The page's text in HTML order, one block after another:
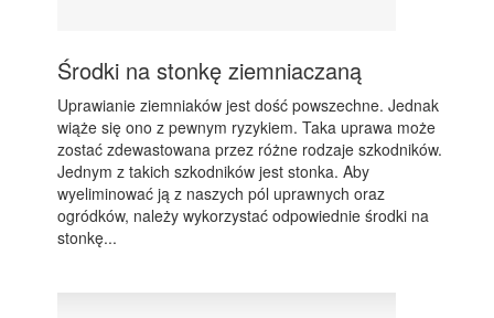
Środki na stonkę ziemniaczaną
Uprawianie ziemniaków jest dość powszechne. Jednak
wiąże się ono z pewnym ryzykiem. Taka uprawa może
zostać zdewastowana przez różne rodzaje szkodników.
Jednym z takich szkodników jest stonka. Aby
wyeliminować ją z naszych pól uprawnych oraz
ogródków, należy wykorzystać odpowiednie środki na
stonkę...